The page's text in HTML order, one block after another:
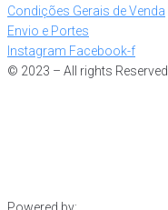
Condições Gerais de Venda
Envio e Portes
Instagram Facebook-f
© 2023 – All rights Reserved